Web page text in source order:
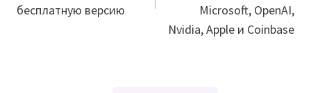
бесплатную версию
Microsoft, OpenAI,
Nvidia, Apple и Coinbase